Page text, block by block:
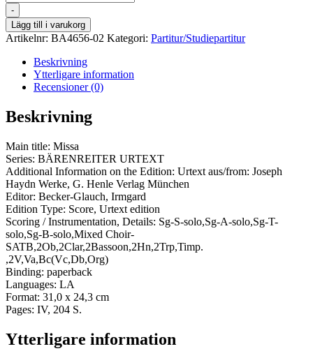
-
Lägg till i varukorg
Artikelnr: BA4656-02 Kategori: Partitur/Studiepartitur
Beskrivning
Ytterligare information
Recensioner (0)
Beskrivning
Main title: Missa
Series: BÄRENREITER URTEXT
Additional Information on the Edition: Urtext aus/from: Joseph
Haydn Werke, G. Henle Verlag München
Editor: Becker-Glauch, Irmgard
Edition Type: Score, Urtext edition
Scoring / Instrumentation, Details: Sg-S-solo,Sg-A-solo,Sg-T-
solo,Sg-B-solo,Mixed Choir-
SATB,2Ob,2Clar,2Bassoon,2Hn,2Trp,Timp.
,2V,Va,Bc(Vc,Db,Org)
Binding: paperback
Languages: LA
Format: 31,0 x 24,3 cm
Pages: IV, 204 S.
Ytterligare information